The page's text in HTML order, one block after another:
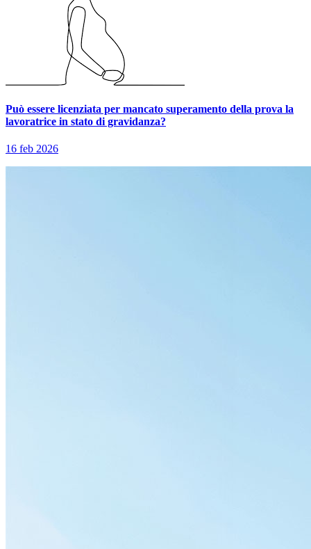
Può essere licenziata per mancato superamento della prova la
lavoratrice in stato di gravidanza?
16 feb 2026